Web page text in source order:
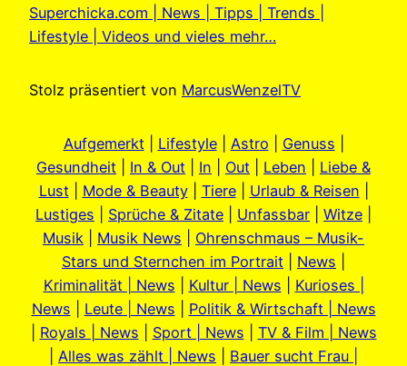
Superchicka.com | News | Tipps | Trends |
Lifestyle | Videos und vieles mehr…
Stolz präsentiert von MarcusWenzelTV
Aufgemerkt| Lifestyle| Astro Genuss
Gesundheit
In & Out In Out Leben
Liebe &
Lust| Mode & Beauty| Tiere| Urlaub & Reisen
Lustiges
Sprüche & Zitate Unfassbar Witze
Musik
Musik News
Ohrenschmaus – Musik-
Stars und Sternchen im Portrait
News
Kriminalität | News
Kultur | News
Kurioses |
News
Leute | News
Politik & Wirtschaft | News
Royals | News Sport | News
TV & Film | News
Alles was zählt | News
Bauer sucht Frau |